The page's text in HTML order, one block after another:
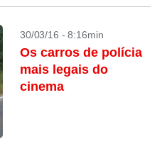
30/03/16 - 8:16min
Os carros de polícia
mais legais do
cinema